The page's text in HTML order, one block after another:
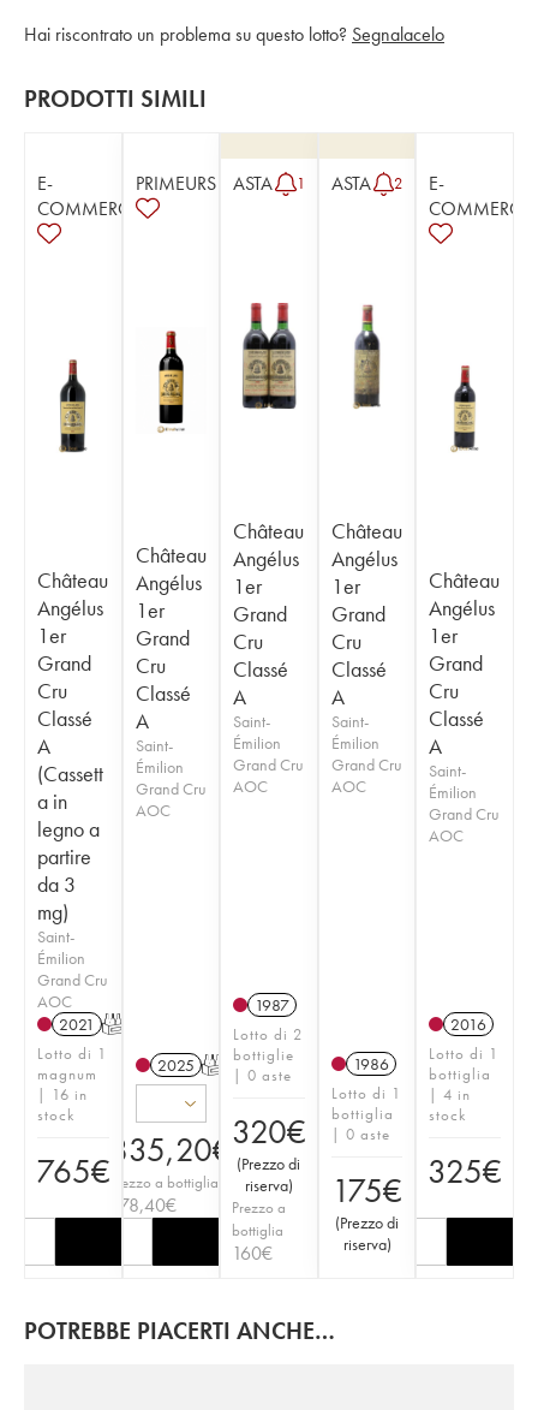
Hai riscontrato un problema su questo lotto? Segnalacelo
PRODOTTI SIMILI
E-
COMMERCE
Château
Angélus
1er
Grand
Cru
Classé
A
(Cassett
a in
legno a
partire
da 3
mg)
Saint-
Émilion
Grand Cru
AOC
2021 T
Lotto di 1
magnum
| 16 in
stock
765€
PRIMEURS
Château
Angélus
1er
Grand
Cru
Classé
A
Saint-
Émilion
Grand Cru
AOC
2025 T
835,20€
Prezzo a bottiglia
278,40€
ASTA 1
Château
Angélus
1er
Grand
Cru
Classé
A
Saint-
Émilion
Grand Cru
AOC
1987
Lotto di 2
bottiglie
| 0 aste
320€
(Prezzo di
riserva)
Prezzo a
bottiglia
160€
ASTA 2
Château
Angélus
1er
Grand
Cru
Classé
A
Saint-
Émilion
Grand Cru
AOC
1986
Lotto di 1
bottiglia
| 0 aste
175€
(Prezzo di
riserva)
E-
COMMERCE
Château
Angélus
1er
Grand
Cru
Classé
A
Saint-
Émilion
Grand Cru
AOC
2016
Lotto di 1
bottiglia
| 4 in
stock
325€
POTREBBE PIACERTI ANCHE…